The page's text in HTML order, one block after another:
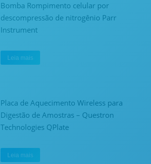
Bomba Rompimento celular por
descompressão de nitrogênio Parr
Instrument
Leia mais
Placa de Aquecimento Wireless para
Digestão de Amostras – Questron
Technologies QPlate
Leia mais